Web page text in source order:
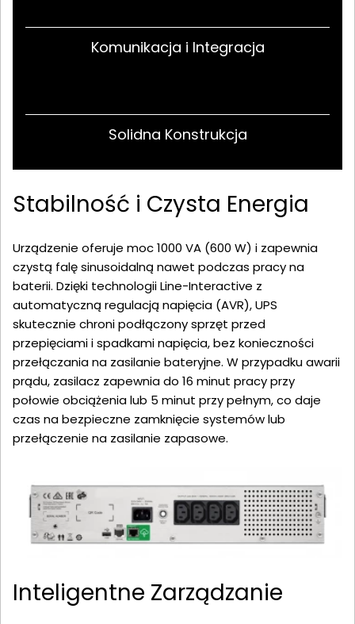
Komunikacja i Integracja
Solidna Konstrukcja
Stabilność i Czysta Energia
Urządzenie oferuje moc 1000 VA (600 W) i zapewnia
czystą falę sinusoidalną nawet podczas pracy na
baterii. Dzięki technologii Line-Interactive z
automatyczną regulacją napięcia (AVR), UPS
skutecznie chroni podłączony sprzęt przed
przepięciami i spadkami napięcia, bez konieczności
przełączania na zasilanie bateryjne. W przypadku awarii
prądu, zasilacz zapewnia do 16 minut pracy przy
połowie obciążenia lub 5 minut przy pełnym, co daje
czas na bezpieczne zamknięcie systemów lub
przełączenie na zasilanie zapasowe.
Inteligentne Zarządzanie